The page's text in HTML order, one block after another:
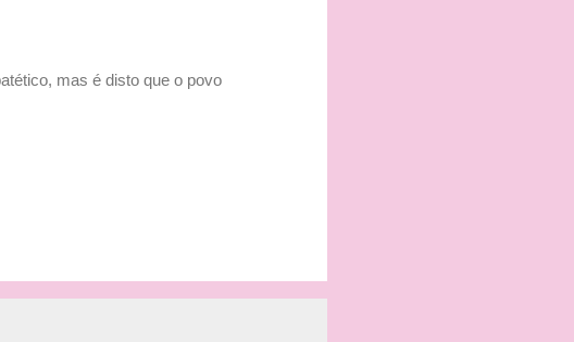
mas é disto que o povo